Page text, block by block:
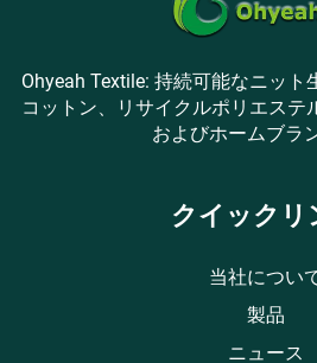
Ohyeah Textile: 持続可能なニッ
コットン、リサイクルポリエス
およびホームブラ
クイックリ
当社につい
製品
ニュース